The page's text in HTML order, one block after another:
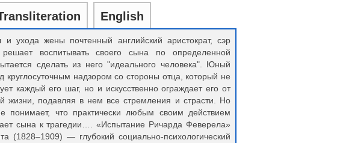
English
ухода жены почтенный английский аристократ, сэр
воспитывать своего сына по определенной
сделать из него "идеального человека". Юный
круглосуточным надзором со стороны отца, который не
каждый его шаг, но и искусственно ограждает его от
жизни, подавляя в нем все стремления и страсти. Но
понимает, что практически любым своим действием
сына к трагедии…. «Испытание Ричарда Феверела»
(1828–1909) — глубокий социально‑психологический